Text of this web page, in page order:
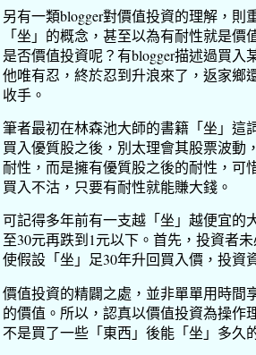
另有一類blogger對價值投資的理解，
「坐」的概念，甚至以為有耐性就是
是否價值投資呢？有blogger描述過買
他唯有忍，終於忍到升浪來了，返家鄉
收手。
筆者最初在林森池大師的書籍「坐」這
買入優質股之後，別太理會其股票波動
耐性，而是擁有優質股之後的耐性，可
買入不沽，只要有耐性就能賺大錢。
可記得多年前有一支越「坐」越便宜的
至30元再跌到1元以下。首先，投資者
使假設「坐」足30年升回買入價，投資
價值投資的精闢之處，並非單單用時間
的價值。所以，認真以價值投資為操作
不是買了一些「東西」後能「坐」多久